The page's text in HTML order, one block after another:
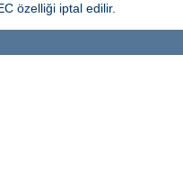
özelliği iptal edilir.